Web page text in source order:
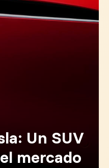
Un SUV
mercado